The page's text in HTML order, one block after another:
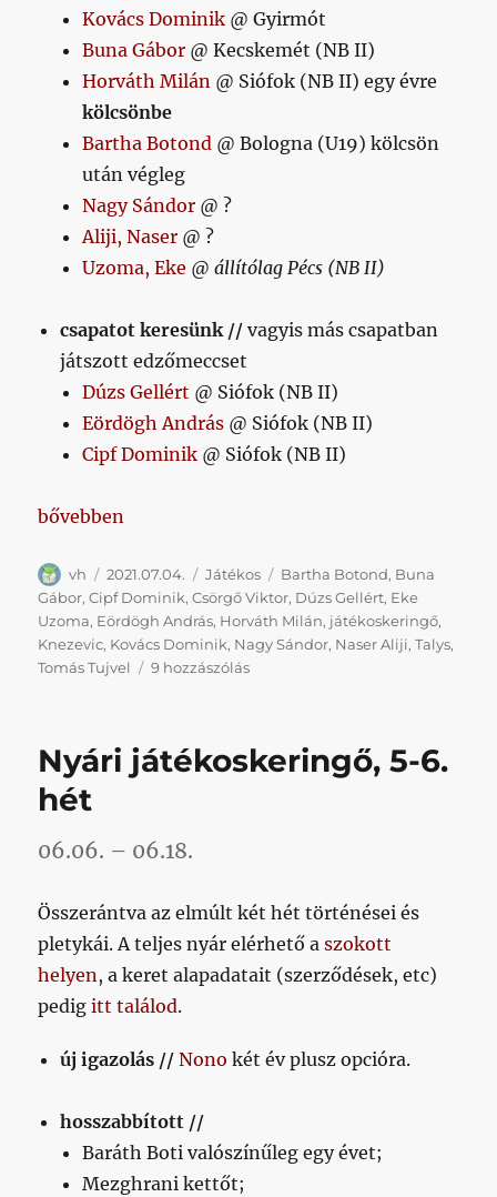
Kovács Dominik @ Gyirmót
Buna Gábor @ Kecskemét (NB II)
Horváth Milán @ Siófok (NB II) egy évre
kölcsönbe
Bartha Botond @ Bologna (U19) kölcsön
után végleg
Nagy Sándor @ ?
Aliji, Naser @ ?
Uzoma, Eke @állítólag Pécs (NB II)
csapatot keresünk //vagyis más csapatban
játszott edzőmeccset
Dúzs Gellért @ Siófok (NB II)
Eördögh András @ Siófok (NB II)
Cipf Dominik @ Siófok (NB II)
„Nyári játékoskeringő, 7-8. hét”
bővebben
Szerző
vh Közzétéve
2021.07.04. Kategória
Játékos Címke
Bartha Botond, Buna
Gábor,Cipf Dominik,Csörgő Viktor, Dúzs Gellért, Eke
Uzoma, Eördögh András, Horváth Milán, játékoskeringő,
Knezevic, Kovács Dominik, Nagy Sándor, Naser Aliji,Talys,
Tomás Tujvel
9 hozzászólásNyári
hét
Nyári játékoskeringő, 5-6.
hét
06.06. – 06.18.
Összerántva az elmúlt két hét történései és
pletykái. A teljes nyár elérhető aszokott
helyen, a keret alapadatait (szerződések, etc)
pedigitt találod.
új igazolás // Nono két év plusz opcióra.
hosszabbított //
Baráth Boti valószínűleg egy évet;
Mezghrani kettőt;